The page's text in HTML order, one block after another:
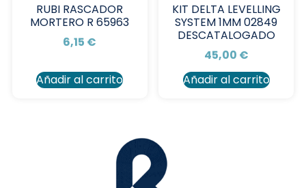
RUBI RASCADOR
MORTERO R 65963
6,15 €
Añadir al carrito
KIT DELTA LEVELLING
SYSTEM 1MM 02849
DESCATALOGADO
45,00 €
Añadir al carrito